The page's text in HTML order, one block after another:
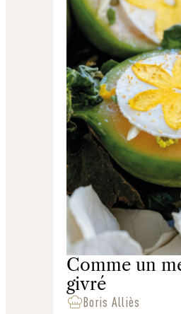
Comme un
givré
Boris Alliès